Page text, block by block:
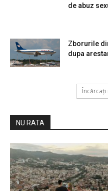
de abuz
Zborurile
dupa
Încărcați
NU RATA